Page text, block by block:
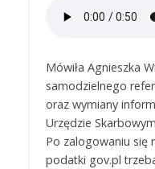
Mówiła Agnieszka
samodzielnego
oraz wymiany
Urzędzie
Po zalogowaniu się
podatki gov.pl